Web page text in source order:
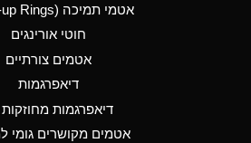
Aluminum Phosphate
Ammonia Anhydrous
אטמי תמיכה (Back-up Rings)
חוטי אורינגים
אטמים צורתיים
דיאפרגמות
דיאפרגמות
אטמים מקושרים גומי